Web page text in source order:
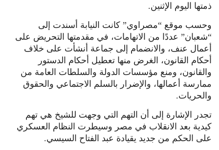
ذمتها اليوم الإثنين.
وحسب موقع “مصراوي” كانت النيابة أسندت إلى
“شعبان” عددًا من الاتهامات، في مقدمتها التحريض على
أعمال عنف، والانضمام إلى جماعة أنشأت على خلاف
أحكام القانون، الغرض منها تعطيل أحكام الدستور
والقانون، ومنع مؤسسات الدولة والسلطات العامة من
ممارسة أعمالها، والإضرار بالسلم الاجتماعي والحقوق
والحريات.
تجدر الإشارة إلى أن التهم التي وجهت للشيخ هي تهم
كيدية بعد الانقلاب في مصر وسيطرت النظام العسكري
على الحكم من جديد يقيادة عبد الفتاح السيسي.